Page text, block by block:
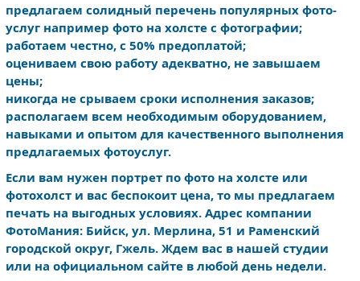
предлагаем солидный перечень популярных фото-
услуг например фото на холсте с фотографии;
работаем честно, с 50% предоплатой;
оцениваем свою работу адекватно, не завышаем
цены;
никогда не срываем сроки исполнения заказов;
располагаем всем необходимым оборудованием,
навыками и опытом для качественного выполнения
предлагаемых фотоуслуг.
Если вам нужен портрет по фото на холсте или
фотохолст и вас беспокоит цена, то мы предлагаем
печать на выгодных условиях. Адрес компании
ФотоМания: Бийск, ул. Мерлина, 51 и Раменский
городской округ, Гжель. Ждем вас в нашей студии
или на официальном сайте в любой день недели.